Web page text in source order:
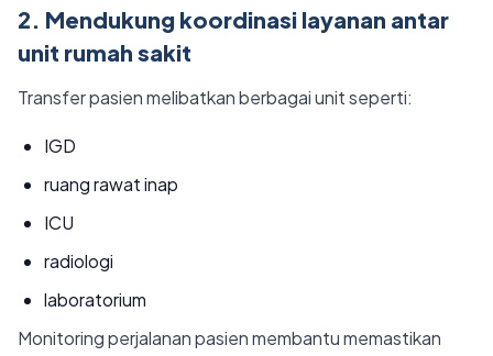
2. Mendukung koordinasi layanan antar
unit rumah sakit
Transfer pasien melibatkan berbagai unit seperti:
IGD
ruang rawat inap
ICU
radiologi
laboratorium
Monitoring perjalanan pasien membantu memastikan